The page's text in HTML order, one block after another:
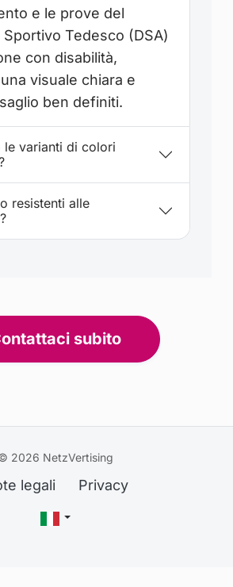
e le prove del
Tedesco (DSA)
con disabilità,
visuale chiara e
ben definiti.
le varianti di colori
resistenti alle
subito
2026 NetzVertising
legali Privacy